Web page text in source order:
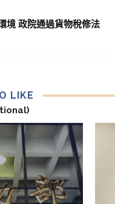
境 政院通過貨物稅修法
LIKE